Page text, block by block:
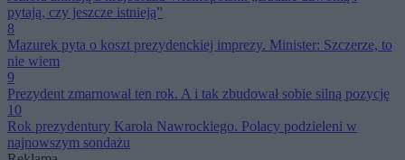
pytają, czy jeszcze istnieją”
8
Mazurek pyta o koszt prezydenckiej imprezy. Minister: Szczerze, to
nie wiem
9
Prezydent zmarnował ten rok. A i tak zbudował sobie silną pozycję
10
Rok prezydentury Karola Nawrockiego. Polacy podzieleni w
najnowszym sondażu